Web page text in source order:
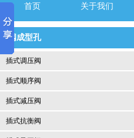
首页 关于我们
阀成型孔
插式调压阀
插式顺序阀
插式减压阀
插式抗衡阀